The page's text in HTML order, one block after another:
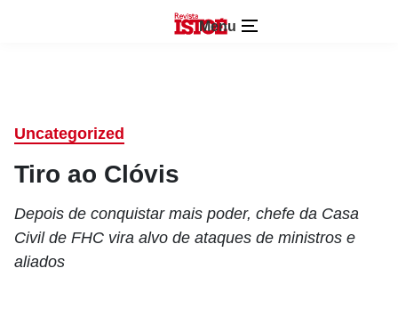
Menu
Uncategorized
Tiro ao Clóvis
Depois de conquistar mais poder, chefe da Casa
Civil de FHC vira alvo de ataques de ministros e
aliados